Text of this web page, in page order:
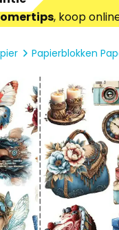
, koop
Papierblokken